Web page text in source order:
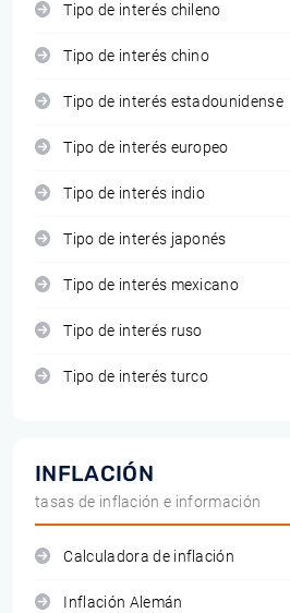
Tipo de interés chileno
Tipo de interés chino
Tipo de interés estadounidense
Tipo de interés europeo
Tipo de interés indio
Tipo de interés japonés
Tipo de interés mexicano
Tipo de interés ruso
Tipo de interés turco
INFLACIÓN
tasas de inflación e información
Calculadora de inflación
Inflación Alemán